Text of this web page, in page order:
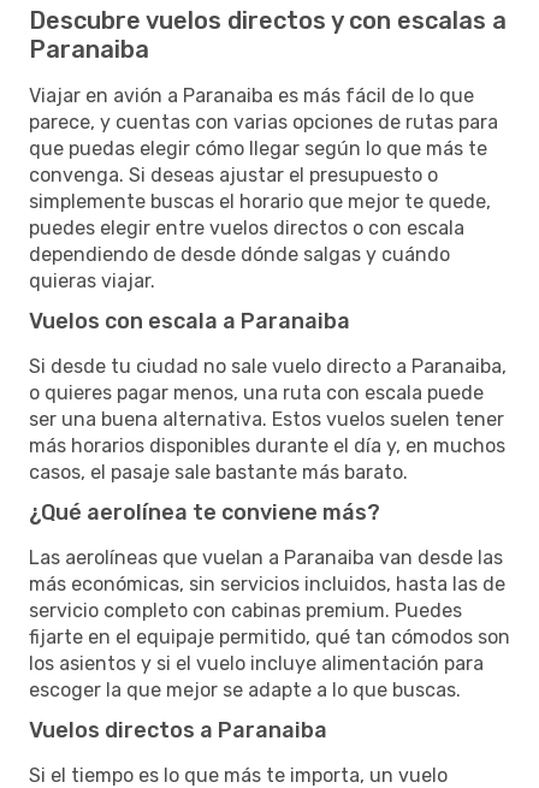
Descubre vuelos directos y con escalas a
Paranaiba
Viajar en avión a Paranaiba es más fácil de lo que
parece, y cuentas con varias opciones de rutas para
que puedas elegir cómo llegar según lo que más te
convenga. Si deseas ajustar el presupuesto o
simplemente buscas el horario que mejor te quede,
puedes elegir entre vuelos directos o con escala
dependiendo de desde dónde salgas y cuándo
quieras viajar.
Vuelos con escala a Paranaiba
Si desde tu ciudad no sale vuelo directo a Paranaiba,
o quieres pagar menos, una ruta con escala puede
ser una buena alternativa. Estos vuelos suelen tener
más horarios disponibles durante el día y, en muchos
casos, el pasaje sale bastante más barato.
¿Qué aerolínea te conviene más?
Las aerolíneas que vuelan a Paranaiba van desde las
más económicas, sin servicios incluidos, hasta las de
servicio completo con cabinas premium. Puedes
fijarte en el equipaje permitido, qué tan cómodos son
los asientos y si el vuelo incluye alimentación para
escoger la que mejor se adapte a lo que buscas.
Vuelos directos a Paranaiba
Si el tiempo es lo que más te importa, un vuelo